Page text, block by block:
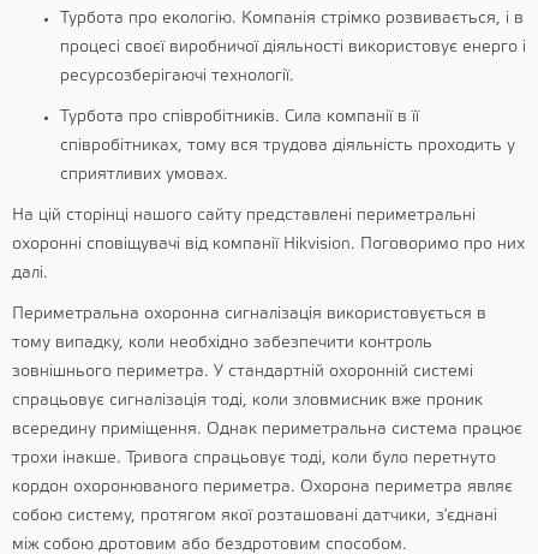
Турбота про екологію. Компанія стрімко розвивається, і в
процесі своєї виробничої діяльності використовує енерго і
ресурсозберігаючі технології.
Турбота про співробітників. Сила компанії в її
співробітниках, тому вся трудова діяльність проходить у
сприятливих умовах.
На цій сторінці нашого сайту представлені периметральні
охоронні сповіщувачі від компанії Hikvision. Поговоримо про них
далі.
Периметральна охоронна сигналізація використовується в
тому випадку, коли необхідно забезпечити контроль
зовнішнього периметра. У стандартній охоронній системі
спрацьовує сигналізація тоді, коли зловмисник вже проник
всередину приміщення. Однак периметральна система працює
трохи інакше. Тривога спрацьовує тоді, коли було перетнуто
кордон охоронюваного периметра. Охорона периметра являє
собою систему, протягом якої розташовані датчики, з'єднані
між собою дротовим або бездротовим способом.